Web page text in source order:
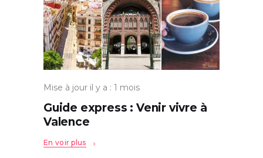
Mise à jour il y a : 1 mois
Guide express : Venir vivre à
Valence
En voir plus